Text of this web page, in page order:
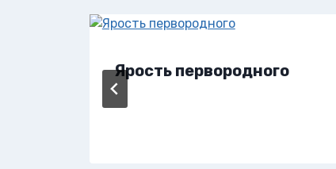
Ярость первородного